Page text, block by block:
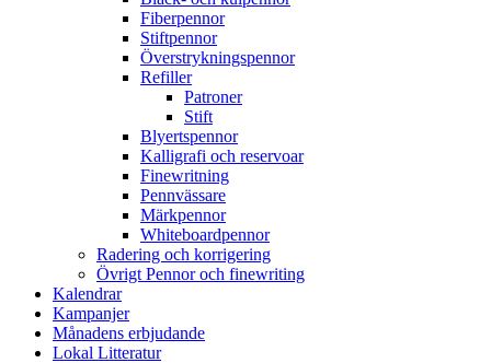
Fiberpennor
Stiftpennor
Överstrykningspennor
Refiller
Patroner
Stift
Blyertspennor
Kalligrafi och reservoar
Finewritning
Pennvässare
Märkpennor
Whiteboardpennor
Radering och korrigering
Övrigt Pennor och finewriting
Kalendrar
Kampanjer
Månadens erbjudande
Lokal Litteratur